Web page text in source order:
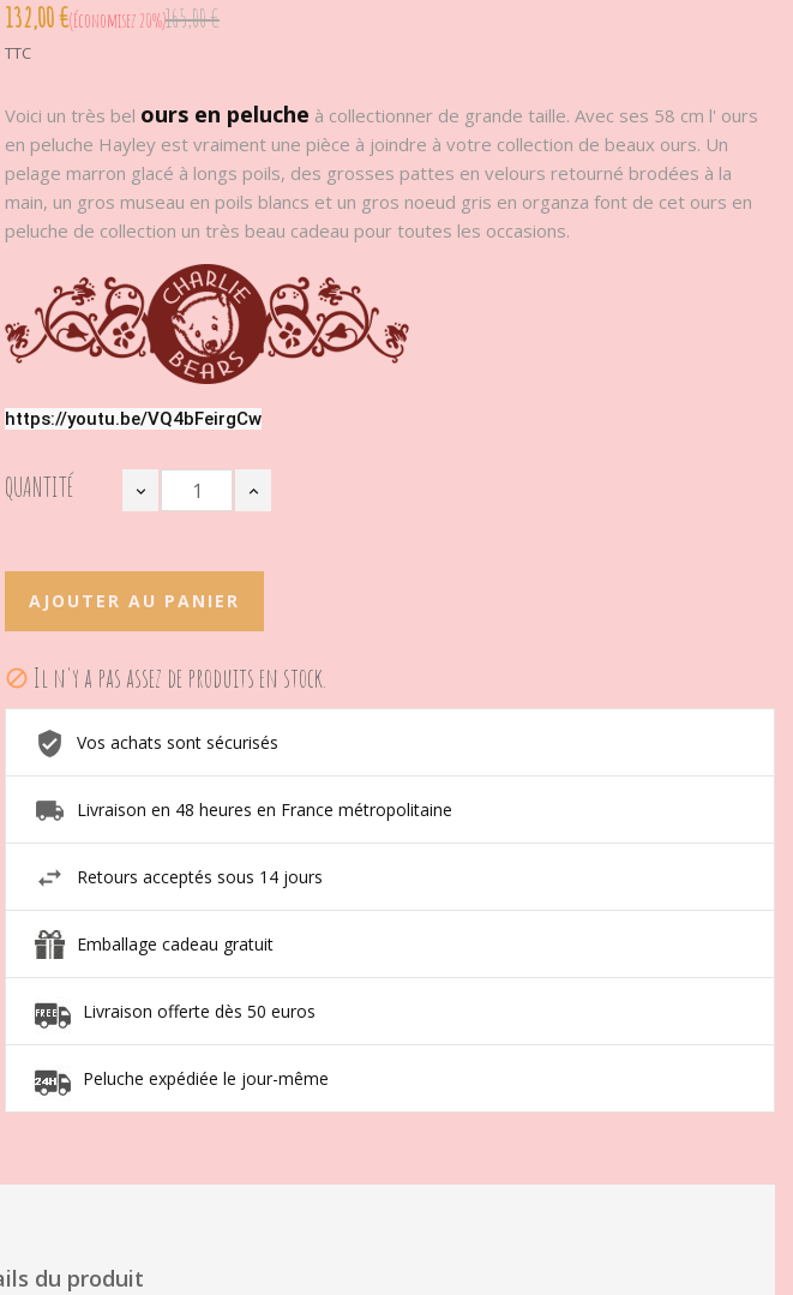
132,00 € Économisez 20%165,00 €
TTC
Voici un très bel ours en peluche à collectionner de grande taille. Avec ses 58 cm l' ours
en peluche Hayley est vraiment une pièce à joindre à votre collection de beaux ours. Un
pelage marron glacé à longs poils, des grosses pattes en velours retourné brodées à la
main, un gros museau en poils blancs et un gros noeud gris en organza font de cet ours en
peluche de collection un très beau cadeau pour toutes les occasions.
https://youtu.be/VQ4bFeirgCw
QUANTITÉ
AJOUTER AU PANIER
 Il n'y a pas assez de produits en stock.
Vos achats sont sécurisés
Livraison en 48 heures en France métropolitaine
Retours acceptés sous 14 jours
Emballage cadeau gratuit
Livraison offerte dès 50 euros
Peluche expédiée le jour-même
du produit